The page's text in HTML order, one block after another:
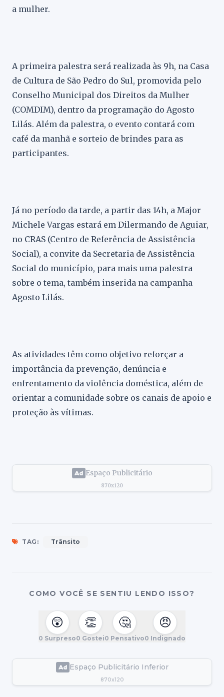
a mulher.
A primeira palestra será realizada às 9h, na Casa
de Cultura de São Pedro do Sul, promovida pelo
Conselho Municipal dos Direitos da Mulher
(COMDIM), dentro da programação do Agosto
Lilás. Além da palestra, o evento contará com
café da manhã e sorteio de brindes para as
participantes.
Já no período da tarde, a partir das 14h, a Major
Michele Vargas estará em Dilermando de Aguiar,
no CRAS (Centro de Referência de Assistência
Social), a convite da Secretaria de Assistência
Social do município, para mais uma palestra
sobre o tema, também inserida na campanha
Agosto Lilás.
As atividades têm como objetivo reforçar a
importância da prevenção, denúncia e
enfrentamento da violência doméstica, além de
orientar a comunidade sobre os canais de apoio e
proteção às vítimas.
Espaço Publicitário
870x120
TAG: Trânsito
COMO VOCÊ SE SENTIU LENDO ISSO?
😲
0 Surpreso
👏
0 Gostei
🤔
0 Pensativo
😠
0 Indignado
Espaço Publicitário Inferior
870x120